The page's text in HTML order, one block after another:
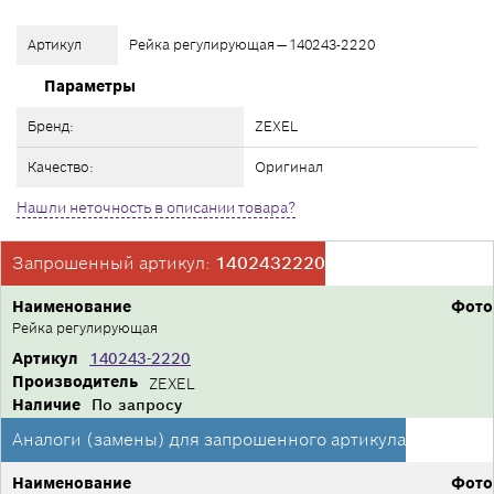
Артикул Рейка регулирующая — 140243-2220
Параметры
Бренд: ZEXEL
Качество: Оригинал
Нашли неточность в описании товара?
Запрошенный артикул: 1402432220
Фото
Производитель ZEXEL
Артикул 140243-2220
Наименование
Рейка регулирующая
Наличие По запросу
Аналоги (замены) для запрошенного артикула
Фото
Наименование